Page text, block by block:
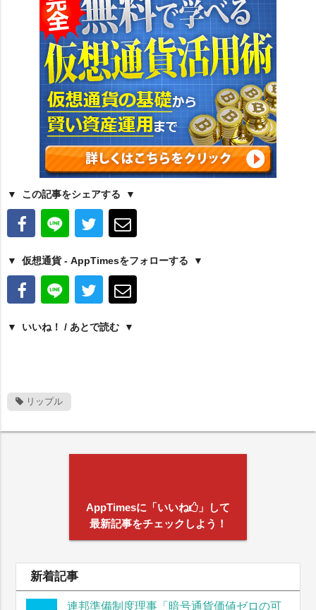
この記事をシェアする
仮想通貨 - AppTimesをフォローする
いいね！ / あとで読む
リップル
AppTimesに「いいね
」して
最新記事をチェックしよう！
新着記事
連邦準備制度理事「暗号通貨価値ゼロの可